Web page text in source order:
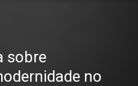
sobre
no